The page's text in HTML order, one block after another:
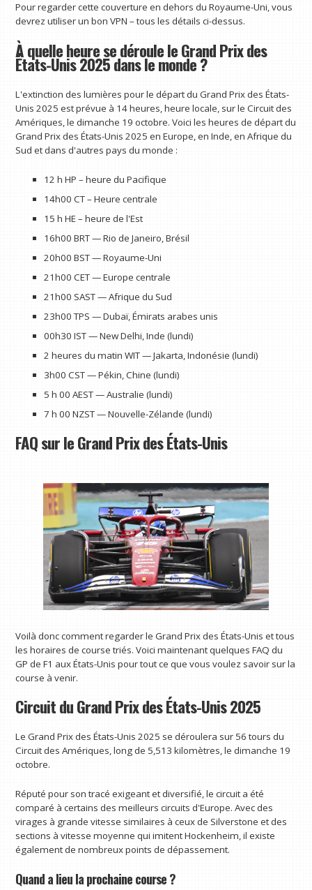
Pour regarder cette couverture en dehors du Royaume-Uni, vous
devrez utiliser un bon VPN – tous les détails ci-dessus.
À quelle heure se déroule le Grand Prix des
États-Unis 2025 dans le monde ?
L'extinction des lumières pour le départ du Grand Prix des États-
Unis 2025 est prévue à 14 heures, heure locale, sur le Circuit des
Amériques, le dimanche 19 octobre. Voici les heures de départ du
Grand Prix des États-Unis 2025 en Europe, en Inde, en Afrique du
Sud et dans d'autres pays du monde :
12 h HP – heure du Pacifique
14h00 CT – Heure centrale
15 h HE – heure de l'Est
16h00 BRT — Rio de Janeiro, Brésil
20h00 BST — Royaume-Uni
21h00 CET — Europe centrale
21h00 SAST — Afrique du Sud
23h00 TPS — Dubaï, Émirats arabes unis
00h30 IST — New Delhi, Inde (lundi)
2 heures du matin WIT — Jakarta, Indonésie (lundi)
3h00 CST — Pékin, Chine (lundi)
5 h 00 AEST — Australie (lundi)
7 h 00 NZST — Nouvelle-Zélande (lundi)
FAQ sur le Grand Prix des États-Unis
Voilà donc comment regarder le Grand Prix des États-Unis et tous
les horaires de course triés. Voici maintenant quelques FAQ du
GP de F1 aux États-Unis pour tout ce que vous voulez savoir sur la
course à venir.
Circuit du Grand Prix des États-Unis 2025
Le Grand Prix des États-Unis 2025 se déroulera sur 56 tours du
Circuit des Amériques, long de 5,513 kilomètres, le dimanche 19
octobre.
Réputé pour son tracé exigeant et diversifié, le circuit a été
comparé à certains des meilleurs circuits d'Europe. Avec des
virages à grande vitesse similaires à ceux de Silverstone et des
sections à vitesse moyenne qui imitent Hockenheim, il existe
également de nombreux points de dépassement.
Quand a lieu la prochaine course ?